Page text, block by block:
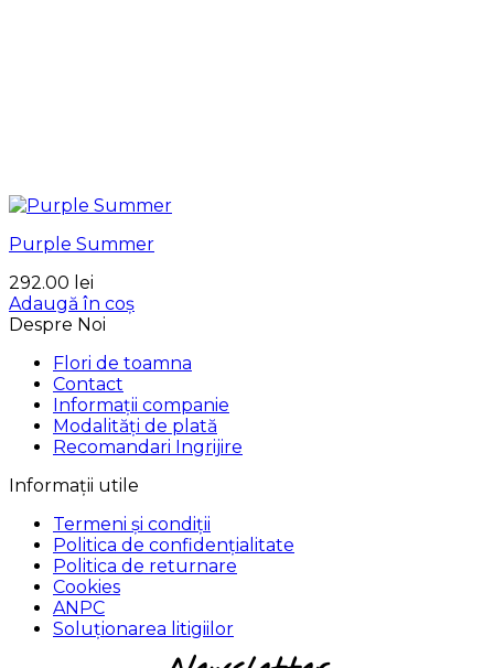
Purple Summer
292.00 lei
Adaugă în coș
Despre Noi
Flori de toamna
Contact
Informații companie
Modalități de plată
Recomandari Ingrijire
Informații utile
Termeni și condiții
Politica de confidențialitate
Politica de returnare
Cookies
ANPC
Soluționarea litigiilor